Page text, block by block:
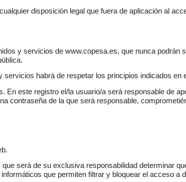
disposición legal que fuera de aplicación al
y servicios de www.copesa.es, que nunca podrán
servicios habrá de respetar los principios indicados en
En este registro el/la usuario/a será responsable de
contraseña de la que será responsable,
será de su exclusiva responsabilidad determinar
que permiten filtrar y bloquear el acceso a